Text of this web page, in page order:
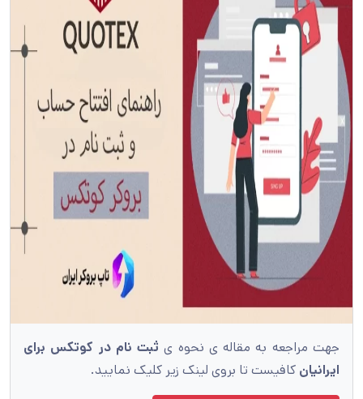
جهت مراجعه به مقاله ی نحوه ی ثبت نام در کوتکس برای
ایرانیان کافیست تا بروی لینک زیر کلیک نمایید.